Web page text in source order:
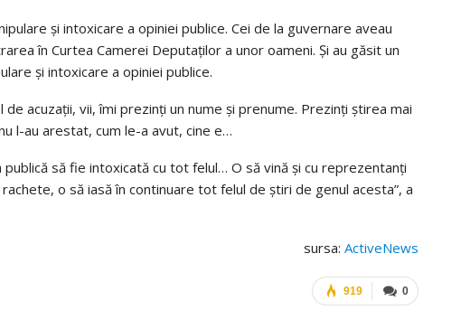
și intoxicare a opiniei publice. Cei de la guvernare aveau
în Curtea Camerei Deputaților a unor oameni. Și au găsit un
și intoxicare a opiniei publice.
acuzații, vii, îmi prezinți un nume și prenume. Prezinți știrea mai
l-au arestat, cum le-a avut, cine e…
să fie intoxicată cu tot felul… O să vină și cu reprezentanți
o să iasă în continuare tot felul de știri de genul acesta”, a
sursa: ActiveNews
0
919